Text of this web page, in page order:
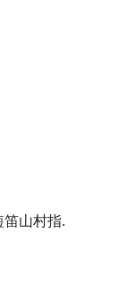
山村指.